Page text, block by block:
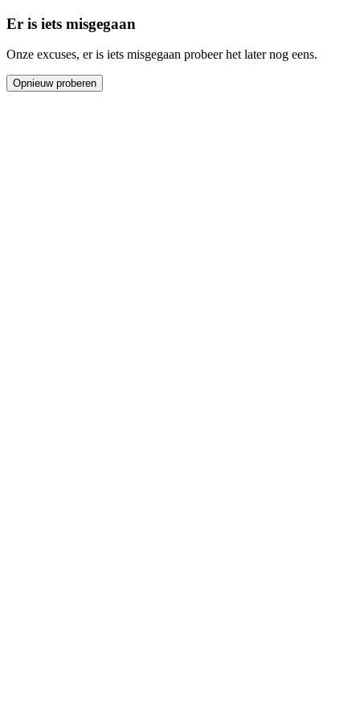
Er is iets misgegaan
Onze excuses, er is iets misgegaan probeer het later nog eens.
Opnieuw proberen